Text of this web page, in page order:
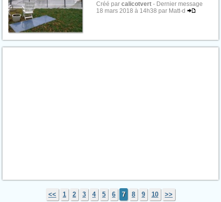
Créé par calicotvert - Dernier message
18 mars 2018 à 14h38 par Matt-d
<< 1 2 3 4 5 6 7 8 9 10 >>